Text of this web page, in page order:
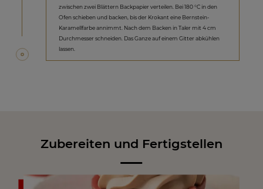
zwischen zwei Blättern Backpapier verteilen. Bei 180 °C in den
Ofen schieben und backen, bis der Krokant eine Bernstein-
Karamellfarbe annimmt. Nach dem Backen in Taler mit 4 cm
Durchmesser schneiden. Das Ganze auf einem Gitter abkühlen
lassen.
Zubereiten und Fertigstellen